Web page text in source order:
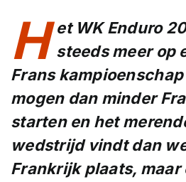
H et WK Enduro
steeds meer op
Frans
mogen dan minder
starten en het
wedstrijd vindt dan
Frankrijk plaats, maar